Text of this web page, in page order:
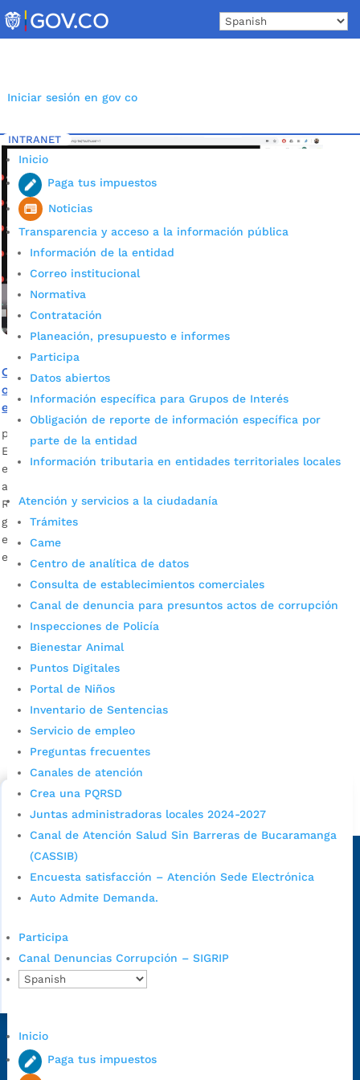
to
content
Iniciar sesión en gov co
INTRANET
Inicio
Paga tus impuestos
Noticias
Transparencia y acceso a la información pública
Información de la entidad
Correo institucional
Normativa
Contratación
Planeación, presupuesto e informes
Participa
Datos abiertos
Información específica para Grupos de Interés
Obligación de reporte de información específica por
parte de la entidad
Información tributaria en entidades territoriales locales
Atención y servicios a la ciudadanía
Trámites
Came
Centro de analítica de datos
Consulta de establecimientos comerciales
Canal de denuncia para presuntos actos de corrupción
Inspecciones de Policía
Bienestar Animal
Puntos Digitales
Portal de Niños
Inventario de Sentencias
Servicio de empleo
Preguntas frecuentes
Canales de atención
Crea una PQRSD
Juntas administradoras locales 2024-2027
Canal de Atención Salud Sin Barreras de Bucaramanga
(CASSIB)
Encuesta satisfacción – Atención Sede Electrónica
Auto Admite Demanda.
Participa
Canal Denuncias Corrupción – SIGRIP
Inicio
Paga tus impuestos
Inicio 5 Etiqueta: Estudiante en casa
Con exigentes autoevaluaciones, 47 rectores de colegios
oficiales de Bucaramanga continúan proceso de
educación en casa
por Alcaldía de Bucaramanga
En el colegio San José De La Salle el 100% de los
estudiantes matriculados participan de las actividades
agendadas con guías de aprendizaje. Hno. Diego Armando
Rico Archila, rector San José De La Salle Descargar audio La
gestión del conocimiento que involucra contar las
experiencias vividas con estudiantes en casa durante esta
emergencia sanitaria por […]
Cupos Escolares Bucaramanga 2022
cupo escolar en los colegios oficiales de
Bucaramanga.
Alcaldía de Bucaramanga
Dirección Fase I:
Colombia.